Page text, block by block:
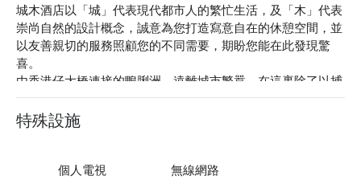
城木酒店以「城」代表現代都市人的繁忙生活，及「木」代表
崇尚自然的設計概念，誠意為您打造寫意自在的休憩空間，並
以友善親切的服務照顧您的不同需要，期盼您能在此發現驚
喜。
由香港仔大橋連接的鴨脷洲，遠離城市繁囂，在這裹除了以捕
魚文化和海鮮聞名，還擁有一個睦鄰關係和諧的本土社區，尤
其在舉行節日慶典與活動時，大街小巷滿載人羣，熱鬧非常。
鄰近鴨脷洲大街的城木酒店(鴨脷洲)，在舊民宅林立的街道，
史悠久的山珍海味店，還有各適其適的隱世美食小店，讓您在
特殊設施
個人電視 無線網路